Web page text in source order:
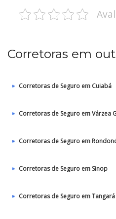
Corretoras em
Corretoras de Seguro em Cuiabá
Corretoras de Seguro em Várzea
Corretoras de Seguro em
Corretoras de Seguro em Sinop
Corretoras de Seguro em